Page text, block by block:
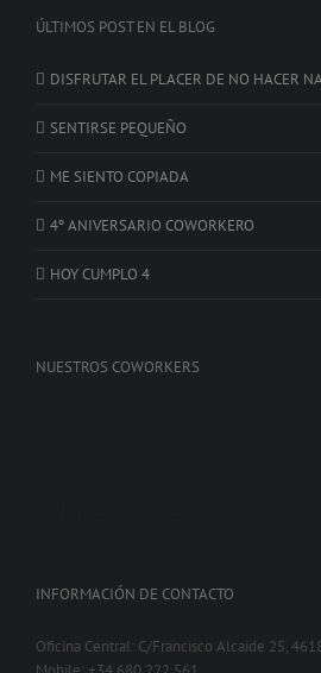
ÚLTIMOS POST EN EL BLOG
DISFRUTAR EL PLACER DE NO HACER
SENTIRSE PEQUEÑO
ME SIENTO COPIADA
4º ANIVERSARIO COWORKERO
HOY CUMPLO 4
NUESTROS COWORKERS
INFORMACIÓN DE CONTACTO
Oficina Central: C/Francisco Alcaide 25,